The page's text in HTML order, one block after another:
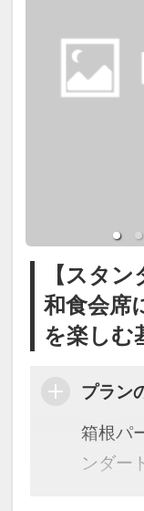
【大浴
湯本1
展望
なが
楽し
お風呂
部屋で
です。
【貸切
5階
料理
節替わ
立。4
ます。
※仕入
場合が
す。
【スタ
和食会席
を楽しむ
プラン
箱根パ
ンダー